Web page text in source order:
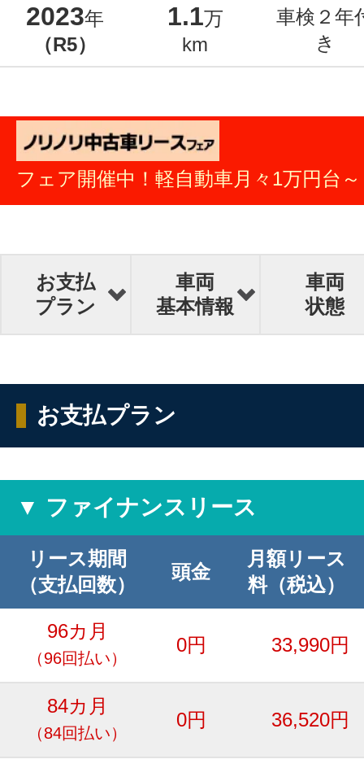
2023年
（R5）
1.1万
km
車検２年
き
フェア開催中！軽自動車月々1万円台～
お支払
プラン
車両
基本情報
車両
状態
お支払プラン
▼ ファイナンスリース
リース期間
（支払回数）
頭金
月額リース
料（税込）
96カ月
（96回払い）
0円 33,990円
84カ月
（84回払い）
0円 36,520円